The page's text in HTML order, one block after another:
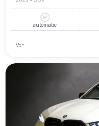
automatic
Von